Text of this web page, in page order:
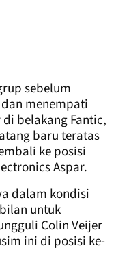
sebelum
menempati
belakang Fantic,
baru teratas
ke posisi
Aspar.
dalam kondisi
untuk
Colin Veijer
ini di posisi ke-